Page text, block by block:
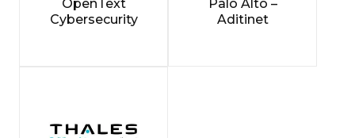
OpenText
Cybersecurity
Palo Alto –
Aditinet